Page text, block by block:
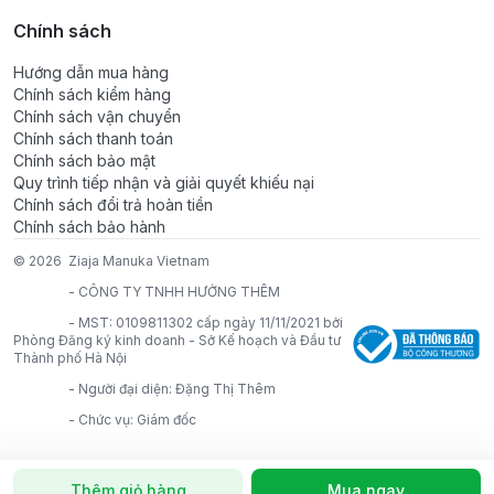
Thêm giỏ hàng Mua ngay
sóc tối thiểu 1-2 lần/ngày hoặc nhiều lần trong ngày
tùy nhu cầu.
- Thông tin/ cảnh báo: Dùng được cho trẻ từ 6 tháng
tuổi.
Chính sách
Hướng dẫn mua hàng
Chính sách kiểm hàng
Chính sách vận chuyển
Chính sách thanh toán
Chính sách bảo mật
Quy trình tiếp nhận và giải quyết khiếu nại
Chính sách đổi trả hoàn tiền
Chính sách bảo hành
© 2026 Ziaja Manuka Vietnam
- CÔNG TY TNHH HƯỞNG THÊM
- MST: 0109811302 cấp ngày 11/11/2021 bởi
Phòng Đăng ký kinh doanh - Sở Kế hoạch và Đầu tư
Thành phố Hà Nội
- Người đại diện: Đặng Thị Thêm
- Chức vụ: Giám đốc